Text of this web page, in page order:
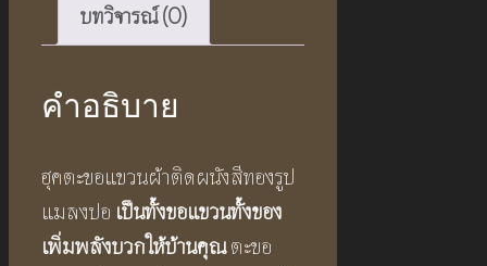
บทวิจารณ์ (0)
คำอธิบาย
ฮุคตะขอแขวนผ้าติดผนังสีทองรูป
แมลงปอ เป็นทั้งขอแขวนทั้งของ
เพิ่มพลังบวกให้บ้านคุณตะขอ